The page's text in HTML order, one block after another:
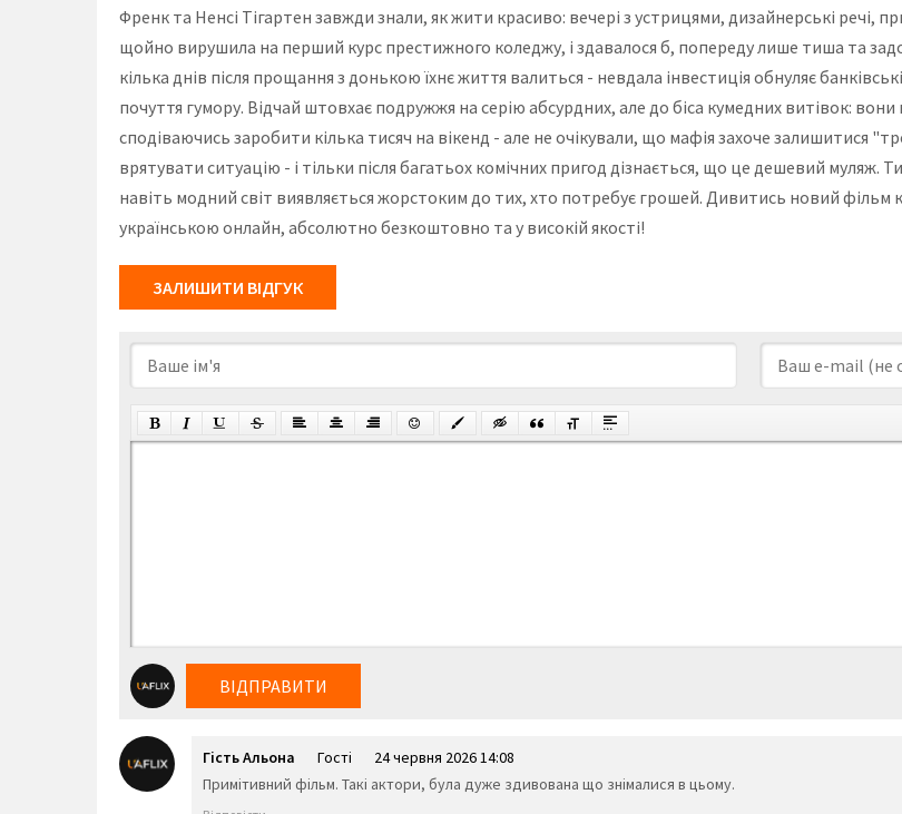
Френк та Ненсі Тігартен завжди знали, як жити красиво: вечері з устрицями, дизайнерські речі,
щойно вирушила на перший курс престижного коледжу, і здавалося б, попереду лише тиша та
кілька днів після прощання з донькою їхнє життя валиться - невдала інвестиція обнуляє
почуття гумору. Відчай штовхає подружжя на серію абсурдних, але до біса кумедних витівок:
сподіваючись заробити кілька тисяч на вікенд - але не очікували, що мафія захоче залишитися
врятувати ситуацію - і тільки після багатьох комічних пригод дізнається, що це дешевий муляж.
навіть модний світ виявляється жорстоким до тих, хто потребує грошей. Дивитись новий фільм
українською онлайн, абсолютно безкоштовно та у високій якості!
ЗАЛИШИТИ ВІДГУК
ВІДПРАВИТИ
Гість Альона Гості 24 червня 2026 14:08
Примітивний фільм. Такі актори, була дуже здивована що знімалися в цьому.